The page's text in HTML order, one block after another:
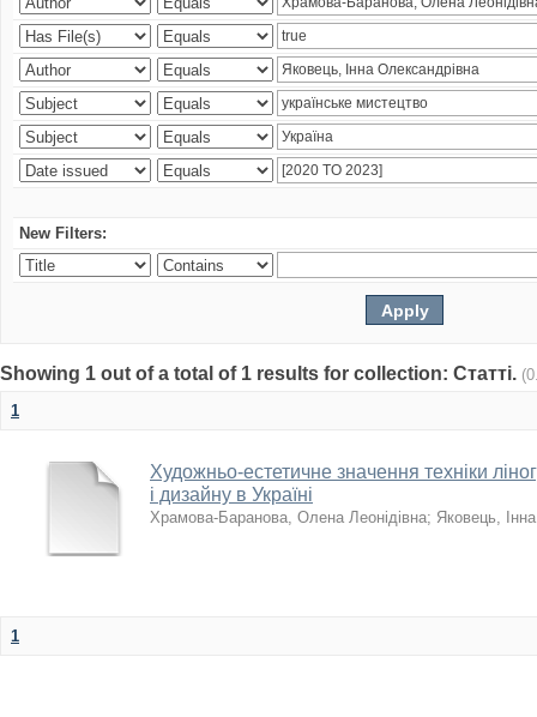
New Filters:
Showing 1 out of a total of 1 results for collection: Статті.
1
Художньо-естетичне значення техніки
і дизайну в Україні
Храмова-Баранова, Олена Леонідівна; Яковець,
1